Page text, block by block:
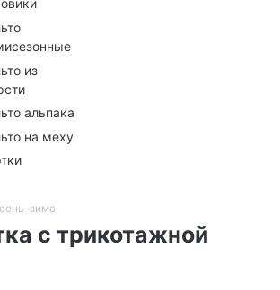
из
альпака
на меху
зима
с трикотажной